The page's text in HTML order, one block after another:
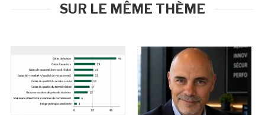
SUR LE MÊME THÈME